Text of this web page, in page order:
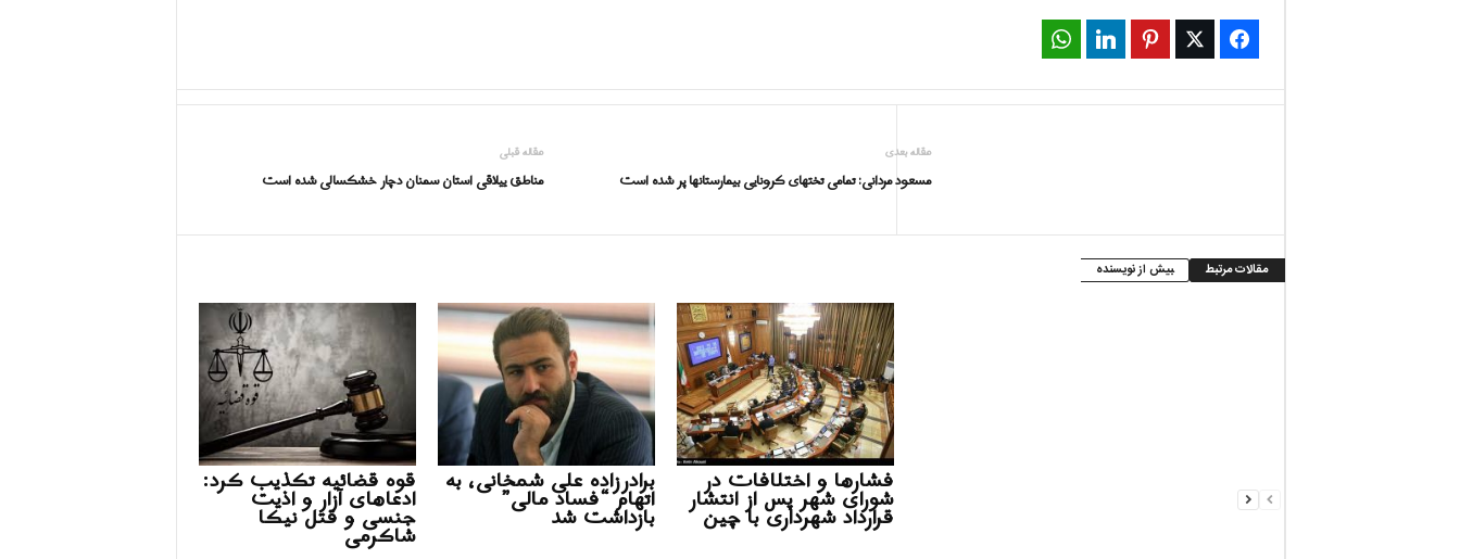
Facebook
Twitter
Pinterest
LinkedIn
مقاله قبلی
مناطق ییلاقی استان سمنان دچار خشکسالی شده است
مقاله بعدی
مسعود مردانی: تمامی تختهای کرونایی بیمارستانها پر شده است
مقالات مرتبط بیش از نویسنده
قوه قضائیه تکذیب کرد:
ادعاهای آزار و اذیت
جنسی و قتل نیکا
شاکرمی
برادرزاده علی شمخانی، به
اتهام “فساد مالی”
بازداشت شد
فشارها و اختلافات در
شورای شهر پس از انتشار
قرارداد شهرداری با چین